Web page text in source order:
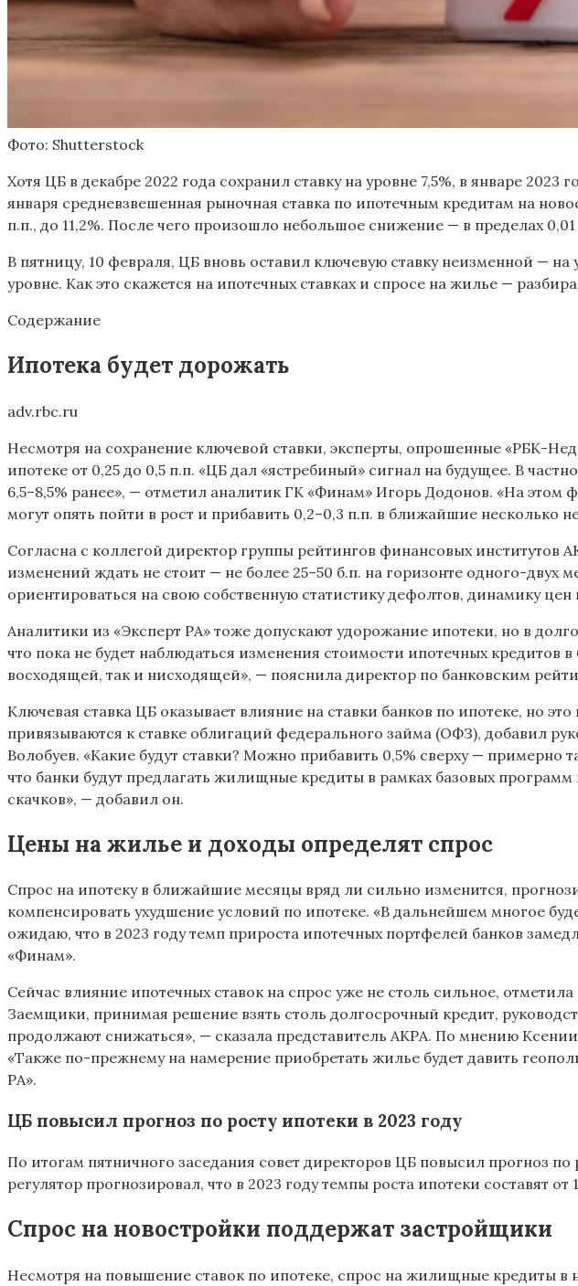
Фото: Shutterstock
Хотя ЦБ в декабре 2022 года сохранил ставку на уровне 7,5%, в январе
января средневзвешенная рыночная ставка по ипотечным кредитам на
п.п., до 11,2%. После чего произошло небольшое снижение — в пределах 0,01
В пятницу, 10 февраля, ЦБ вновь оставил ключевую ставку неизменной —
уровне. Как это скажется на ипотечных ставках и спросе на жилье —
Содержание
Ипотека будет дорожать
adv.rbc.ru
Несмотря на сохранение ключевой ставки, эксперты, опрошенные «РБК-
ипотеке от 0,25 до 0,5 п.п. «ЦБ дал «ястребиный» сигнал на будущее. В
6,5–8,5% ранее», — отметил аналитик ГК «Финам» Игорь Додонов. «На
могут опять пойти в рост и прибавить 0,2–0,3 п.п. в ближайшие несколько
Согласна с коллегой директор группы рейтингов финансовых
изменений ждать не стоит — не более 25–50 б.п. на горизонте одного-двух
ориентироваться на свою собственную статистику дефолтов, динамику
Аналитики из «Эксперт РА» тоже допускают удорожание ипотеки, но в
что пока не будет наблюдаться изменения стоимости ипотечных
восходящей, так и нисходящей», — пояснила директор по банковским
Ключевая ставка ЦБ оказывает влияние на ставки банков по ипотеке, но
привязываются к ставке облигаций федерального займа (ОФЗ), добавил
Волобуев. «Какие будут ставки? Можно прибавить 0,5% сверху —
что банки будут предлагать жилищные кредиты в рамках базовых
скачков», — добавил он.
Цены на жилье и доходы определят спрос
Спрос на ипотеку в ближайшие месяцы вряд ли сильно изменится,
компенсировать ухудшение условий по ипотеке. «В дальнейшем многое
ожидаю, что в 2023 году темп прироста ипотечных портфелей банков
«Финам».
Сейчас влияние ипотечных ставок на спрос уже не столь сильное,
Заемщики, принимая решение взять столь долгосрочный кредит,
продолжают снижаться», — сказала представитель АКРА. По мнению
«Также по-прежнему на намерение приобретать жилье будет давить
РА».
ЦБ повысил прогноз по росту ипотеки в 2023 году
По итогам пятничного заседания совет директоров ЦБ повысил прогноз
регулятор прогнозировал, что в 2023 году темпы роста ипотеки составят от
Спрос на новостройки поддержат застройщики
Несмотря на повышение ставок по ипотеке, спрос на жилищные кредиты в